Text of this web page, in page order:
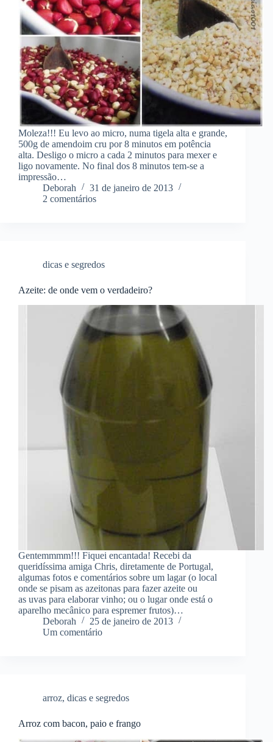
Moleza!!! Eu levo ao micro, numa tigela alta e grande,
500g de amendoim cru por 8 minutos em potência
alta. Desligo o micro a cada 2 minutos para mexer e
ligo novamente. No final dos 8 minutos tem-se a
impressão…
Deborah
31 de janeiro de 2013
2 comentários
dicas e segredos
Azeite: de onde vem o verdadeiro?
Gentemmmm!!! Fiquei encantada! Recebi da
queridíssima amiga Chris, diretamente de Portugal,
algumas fotos e comentários sobre um lagar (o local
onde se pisam as azeitonas para fazer azeite ou
as uvas para elaborar vinho; ou o lugar onde está o
aparelho mecânico para espremer frutos)…
Deborah
25 de janeiro de 2013
Um comentário
arroz, dicas e segredos
Arroz com bacon, paio e frango